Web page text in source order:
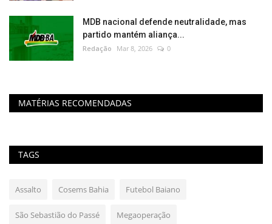
MDB nacional defende neutralidade, mas
partido mantém aliança...
Redação Mar 8, 2026 0
MATÉRIAS RECOMENDADAS
TAGS
Assalto Cosems Bahia Futebol Baiano
São Sebastião do Passé Megaoperação